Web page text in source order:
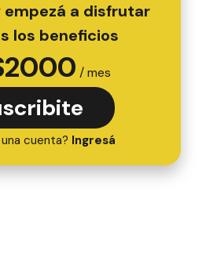
a disfrutar
los beneficios
2000 / mes
cuenta? Ingresá